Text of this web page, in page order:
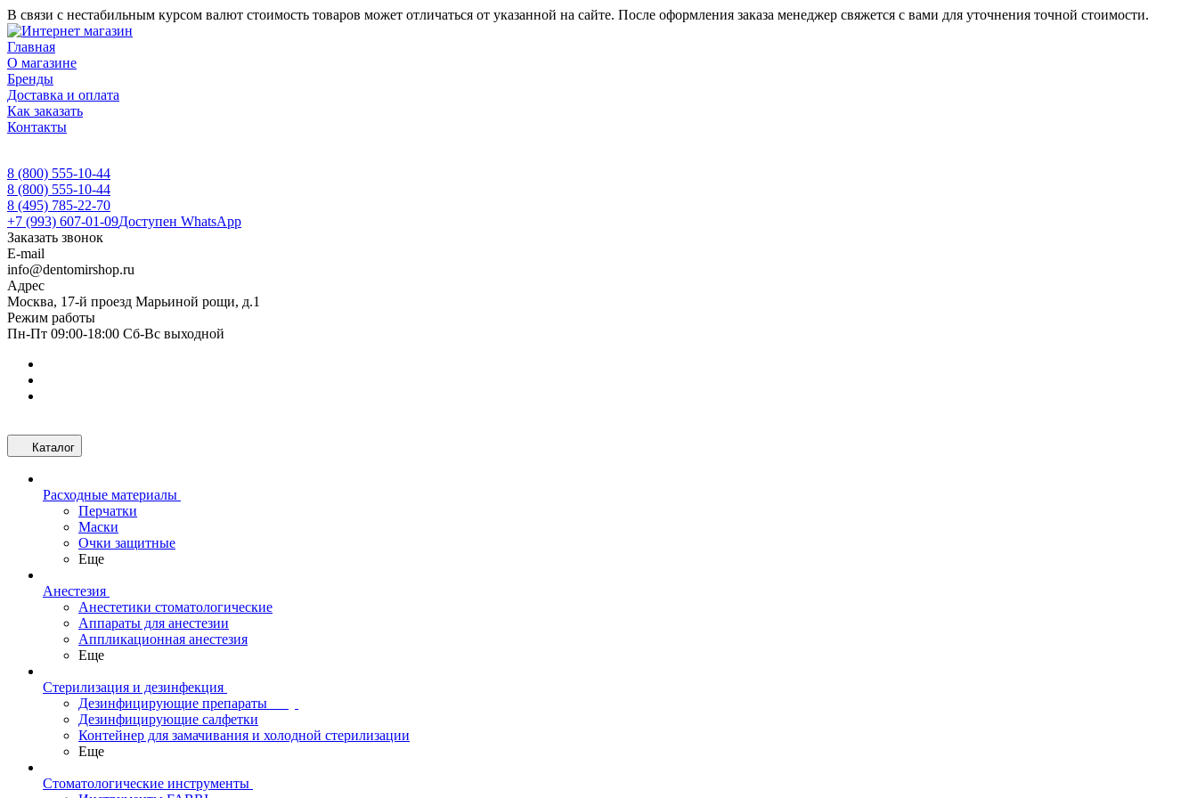
В связи с нестабильным курсом валют стоимость товаров может отличаться от указанной на сайте. После оформления заказа менеджер свяжется с вами для уточнения точной стоимости.
Главная
О магазине
Бренды
Доставка и оплата
Как заказать
Контакты
8 (800) 555-10-44
8 (800) 555-10-44
8 (495) 785-22-70
+7 (993) 607-01-09Доступен WhatsApp
Заказать звонок
E-mail
info@dentomirshop.ru
Адрес
Москва, 17-й проезд Марьиной рощи, д.1
Режим работы
Пн-Пт 09:00-18:00 Сб-Вс выходной
Каталог
Расходные материалы
Перчатки
Маски
Очки защитные
Еще
Анестезия
Анестетики стоматологические
Аппараты для анестезии
Аппликационная анестезия
Еще
Стерилизация и дезинфекция
Дезинфицирующие препараты
Дезинфицирующие салфетки
Контейнер для замачивания и холодной стерилизации
Еще
Стоматологические инструменты